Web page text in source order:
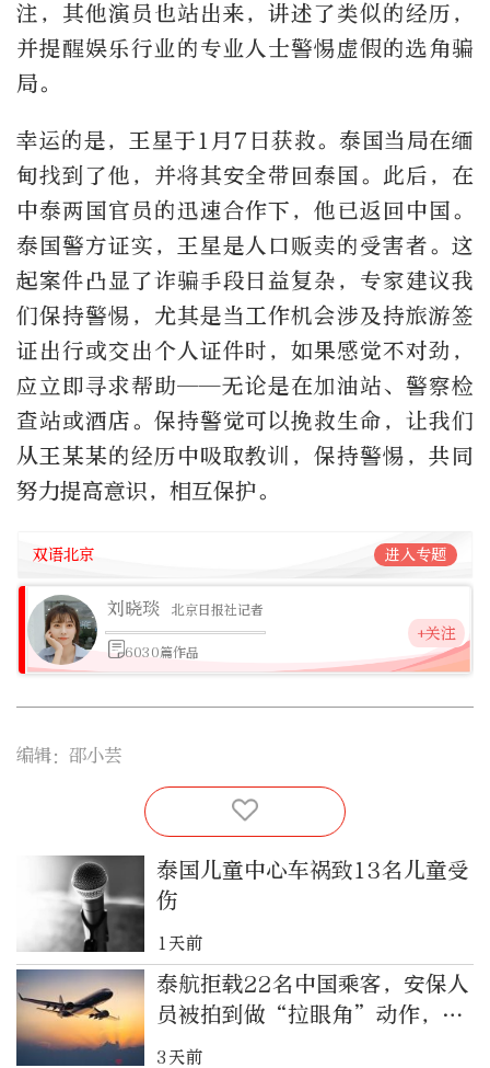
注，其他演员也站出来，讲述了类似的经历，
并提醒娱乐行业的专业人士警惕虚假的选角骗
局。
幸运的是，王星于1月7日获救。泰国当局在缅
甸找到了他，并将其安全带回泰国。此后，在
中泰两国官员的迅速合作下，他已返回中国。
泰国警方证实，王星是人口贩卖的受害者。这
起案件凸显了诈骗手段日益复杂，专家建议我
们保持警惕，尤其是当工作机会涉及持旅游签
证出行或交出个人证件时，如果感觉不对劲，
应立即寻求帮助——无论是在加油站、警察检
查站或酒店。保持警觉可以挽救生命，让我们
从王某某的经历中吸取教训，保持警惕，共同
努力提高意识，相互保护。
双语北京 进入专题
刘晓琰 北京日报社记者
6030篇作品
+关注
编辑：邵小芸
泰国儿童中心车祸致13名儿童受
伤
1天前
泰航拒载22名中国乘客，安保人
员被拍到做“拉眼角”动作，泰
国机场致歉
3天前